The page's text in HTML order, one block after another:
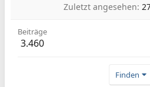
Zuletzt angesehen
Beiträge
3.460
Finden